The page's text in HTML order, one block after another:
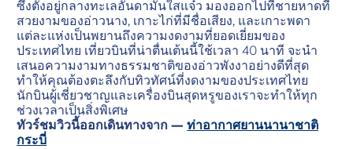
ซึ่งตั้งอยู่กลางทะเลอันดามันใสแจ๋ว มองออกไปที่ชายหาดที่
สวยงามของอ่าวนาง, เกาะไก่ที่มีชื่อเสียง, และเกาะพดา
แต่ละแห่งเป็นพยานถึงความงดงามที่ยอดเยี่ยมของ
ประเทศไทย เที่ยวบินที่น่าตื่นเต้นนี้ใช้เวลา 40 นาที จะนำ
เสนอความงามทางธรรมชาติของอ่าวพังงาอย่างดีที่สุด
ทำให้คุณต้องตะลึงกับทิวทัศน์ที่งดงามของประเทศไทย
นักบินผู้เชี่ยวชาญและเครื่องบินสุดหรูของเราจะทำให้ทุก
ช่วงเวลาเป็นสิ่งพิเศษ
ทัวร์ชมวิวนี้ออกเดินทางจาก — ท่าอากาศยานนานาชาติ
กระบี่